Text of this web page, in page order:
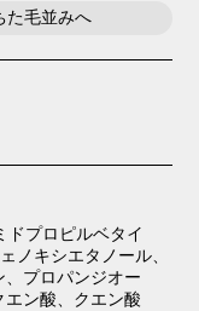
た毛並みへ
ドプロピルベタイ
ノキシエタノール、
プロパンジオー
ン酸、クエン酸